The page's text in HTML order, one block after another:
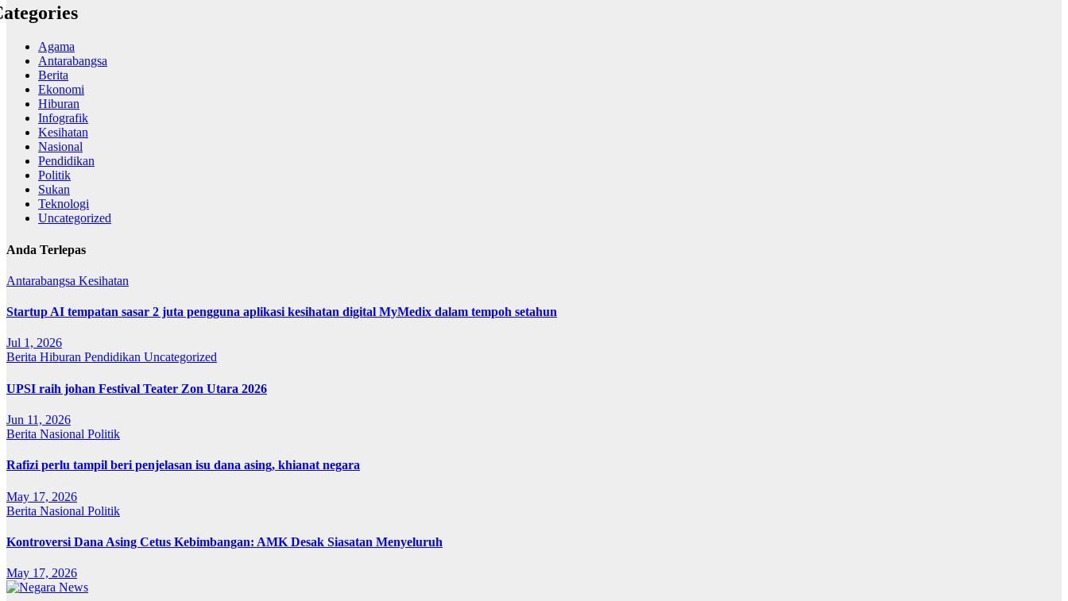
Agama
Antarabangsa
Berita
Ekonomi
Hiburan
Infografik
Kesihatan
Nasional
Pendidikan
Politik
Sukan
Teknologi
Uncategorized
Anda Terlepas
Antarabangsa Kesihatan
Startup AI tempatan sasar 2 juta pengguna aplikasi kesihatan digital MyMedix dalam tempoh setahun
Jul 1, 2026
Berita Hiburan Pendidikan Uncategorized
UPSI raih johan Festival Teater Zon Utara 2026
Jun 11, 2026
Berita Nasional Politik
Rafizi perlu tampil beri penjelasan isu dana asing, khianat negara
May 17, 2026
Berita Nasional Politik
Kontroversi Dana Asing Cetus Kebimbangan: AMK Desak Siasatan Menyeluruh
May 17, 2026